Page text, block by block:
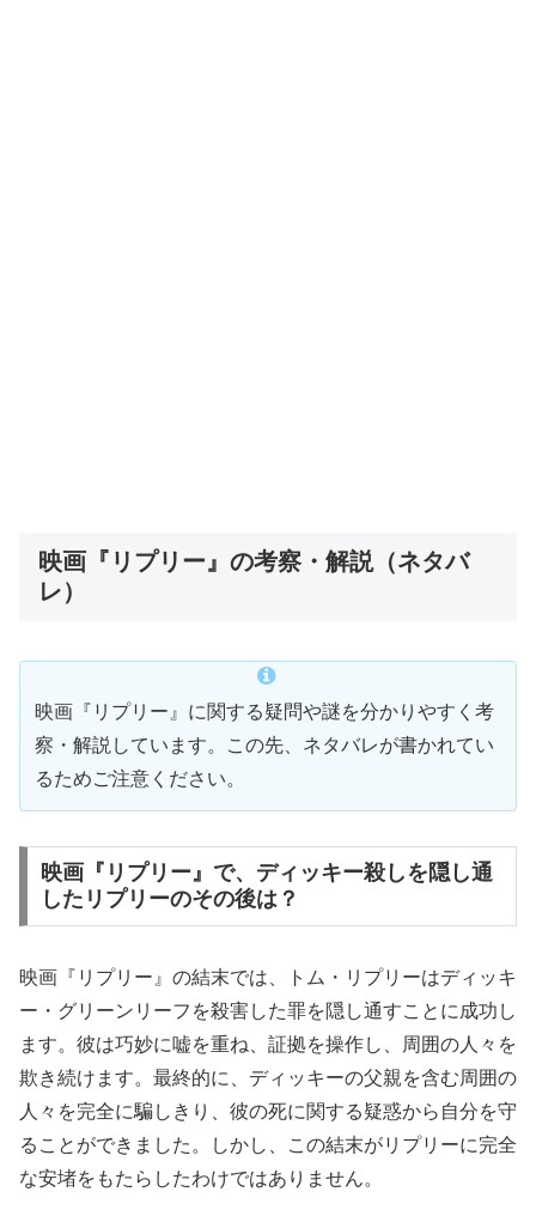
映画『リプリー』の考察・解説（ネタバ
レ）
映画『リプリー』に関する疑問や謎を分かりやすく考
察・解説しています。この先、ネタバレが書かれてい
るためご注意ください。
映画『リプリー』で、ディッキー殺しを隠し通
したリプリーのその後は？
映画『リプリー』の結末では、トム・リプリーはディッキ
ー・グリーンリーフを殺害した罪を隠し通すことに成功し
ます。彼は巧妙に嘘を重ね、証拠を操作し、周囲の人々を
欺き続けます。最終的に、ディッキーの父親を含む周囲の
人々を完全に騙しきり、彼の死に関する疑惑から自分を守
ることができました。しかし、この結末がリプリーに完全
な安堵をもたらしたわけではありません。